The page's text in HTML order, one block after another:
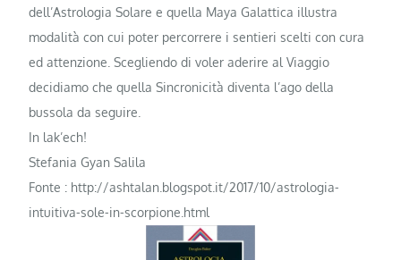
dell’Astrologia Solare e quella Maya Galattica illustra
modalità con cui poter percorrere i sentieri scelti con cura
ed attenzione. Scegliendo di voler aderire al Viaggio
decidiamo che quella Sincronicità diventa l’ago della
bussola da seguire.
In lak’ech!
Stefania Gyan Salila
Fonte : http://ashtalan.blogspot.it/2017/10/astrologia-
intuitiva-sole-in-scorpione.html